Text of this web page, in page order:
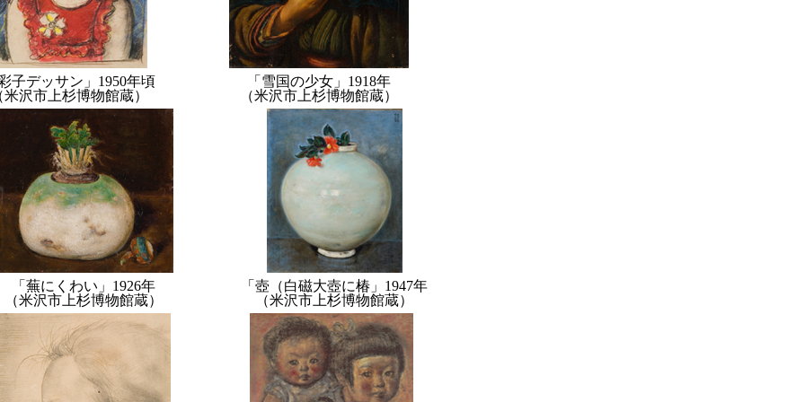
子デッサン」1950年頃
米沢市上杉博物館蔵）
「雪国の少女」1918年
（米沢市上杉博物館蔵）
「蕪にくわい」1926年
（米沢市上杉博物館蔵）
「壺（白磁大壺に椿」1947年
（米沢市上杉博物館蔵）